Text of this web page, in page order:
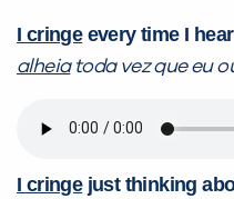
I cringeevery time I
alheiatoda vez que eu
I cringejust thinking